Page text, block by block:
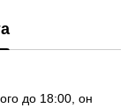
до 18:00, он